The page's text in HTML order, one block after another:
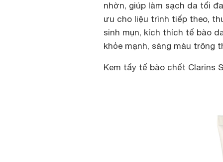
nhờn, giúp làm sạch da tối
ưu cho liệu trình tiếp theo,
sinh mụn, kích thích tế bào
khỏe mạnh, sáng màu trông
Kem tẩy tế bào chết Clarins